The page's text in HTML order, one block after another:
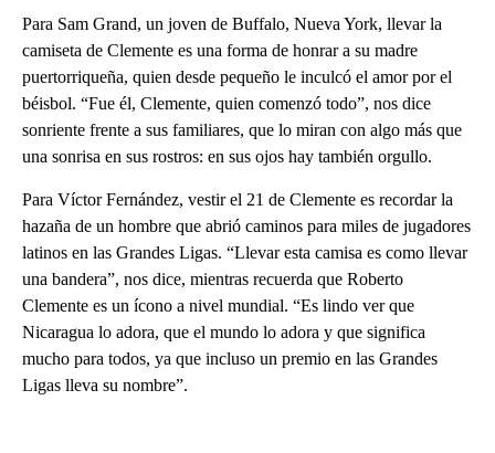
Para Sam Grand, un joven de Buffalo, Nueva York, llevar la
camiseta de Clemente es una forma de honrar a su madre
puertorriqueña, quien desde pequeño le inculcó el amor por el
béisbol. “Fue él, Clemente, quien comenzó todo”, nos dice
sonriente frente a sus familiares, que lo miran con algo más que
una sonrisa en sus rostros: en sus ojos hay también orgullo.
Para Víctor Fernández, vestir el 21 de Clemente es recordar la
hazaña de un hombre que abrió caminos para miles de jugadores
latinos en las Grandes Ligas. “Llevar esta camisa es como llevar
una bandera”, nos dice, mientras recuerda que Roberto
Clemente es un ícono a nivel mundial. “Es lindo ver que
Nicaragua lo adora, que el mundo lo adora y que significa
mucho para todos, ya que incluso un premio en las Grandes
Ligas lleva su nombre”.